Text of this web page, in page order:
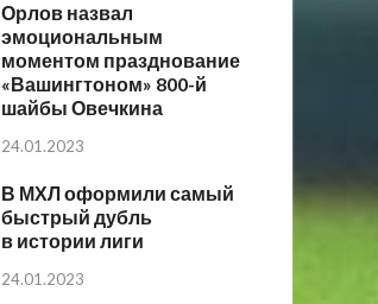
Орлов назвал
эмоциональным
моментом празднование
«Вашингтоном» 800-й
шайбы Овечкина
24.01.2023
В МХЛ оформили самый
быстрый дубль
в истории лиги
24.01.2023